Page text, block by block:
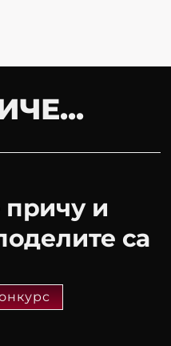
причу и
са